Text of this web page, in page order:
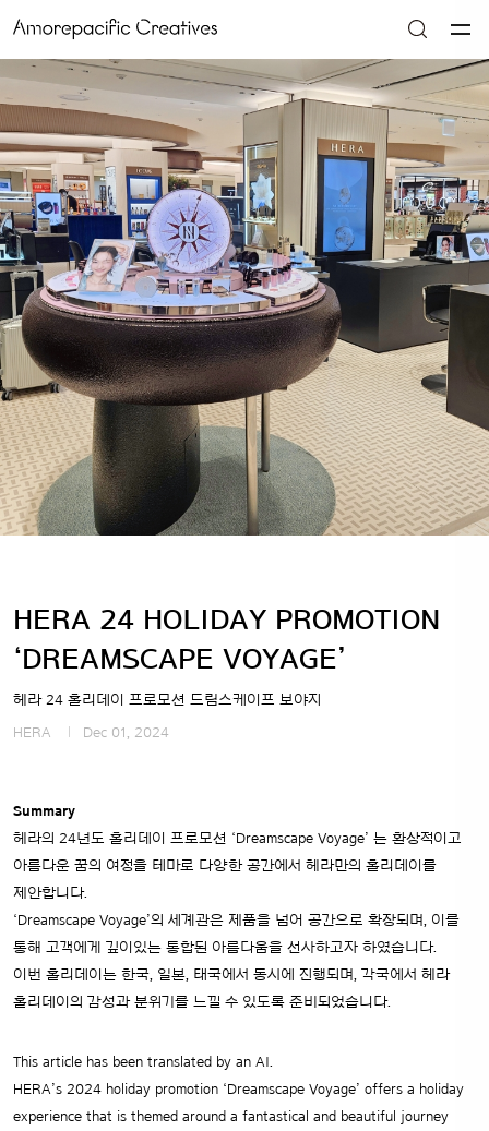
HERA 24 HOLIDAY PROMOTION
‘DREAMSCAPE VOYAGE’
헤라 24 홀리데이 프로모션 드림스케이프 보야지
HERA Dec 01, 2024
Summary
헤라의 24년도 홀리데이 프로모션 ‘Dreamscape Voyage’ 는 환상적이고
아름다운 꿈의 여정을 테마로 다양한 공간에서 헤라만의 홀리데이를
제안합니다.
‘Dreamscape Voyage’의 세계관은 제품을 넘어 공간으로 확장되며, 이를
통해 고객에게 깊이있는 통합된 아름다움을 선사하고자 하였습니다.
이번 홀리데이는 한국, 일본, 태국에서 동시에 진행되며, 각국에서 헤라
홀리데이의 감성과 분위기를 느낄 수 있도록 준비되었습니다.
This article has been translated by an AI.
HERA’s 2024 holiday promotion ‘Dreamscape Voyage’ offers a holiday
experience that is themed around a fantastical and beautiful journey